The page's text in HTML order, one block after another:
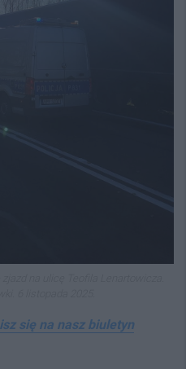
się na nasz biuletyn